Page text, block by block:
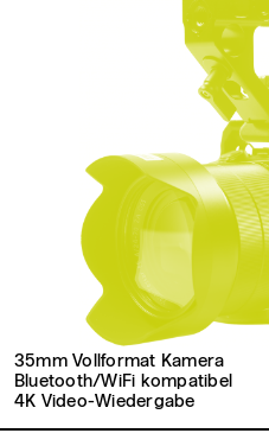
35mm Vollformat Kamera
Bluetooth/WiFi kompatibel
4K Video-Wiedergabe